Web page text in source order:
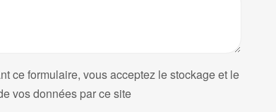
ce formulaire, vous acceptez le stockage et le
vos données par ce site
Ravine des
Sainte Suzanne